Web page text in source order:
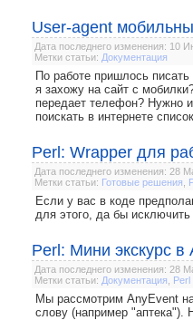
User-agent
Дата последнего изменения: 10
Метки статьи: Документация
По работе пришлось
я захожу на сайт с
передает телефон? Нужно
поискать в интернете
Perl: Wrapper для
Дата последнего изменения: 28
Метки статьи: Готовые решения
Если у вас в коде
для этого, да бы
Perl: Мини экскурс
Дата последнего изменения: 28
Метки статьи: Документация Perl
Мы рассмотрим AnyEvent
слову (например "аптека").